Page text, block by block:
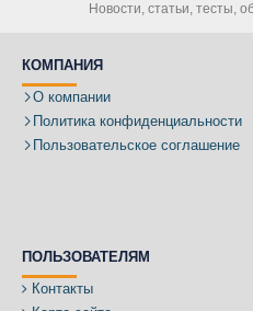
Новости, статьи, тесты,
КОМПАНИЯ
О компании
Политика конфиденциальности
Пользовательское соглашение
ПОЛЬЗОВАТЕЛЯМ
Контакты